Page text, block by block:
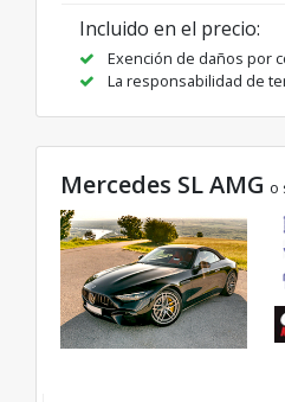
Incluido en el precio:
Exención de daños por
La responsabilidad de
Mercedes SL AMG o